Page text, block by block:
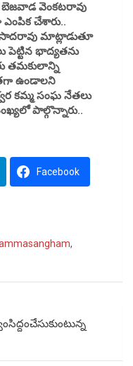
బెజవాడ వెంకటరావు
చేశారు..
మాట్లాడుతూ
పెట్టిన భాద్యతను
తమకులాన్ని
ఉండాలని
కమ్మ సంఘ నేతలు
పాల్గొన్నారు..
Facebook
,